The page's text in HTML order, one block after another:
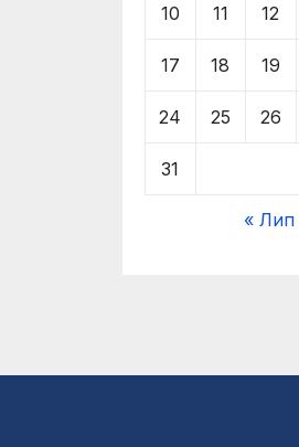
10 11 12
17 18 19
24 25 26
31
« Лип